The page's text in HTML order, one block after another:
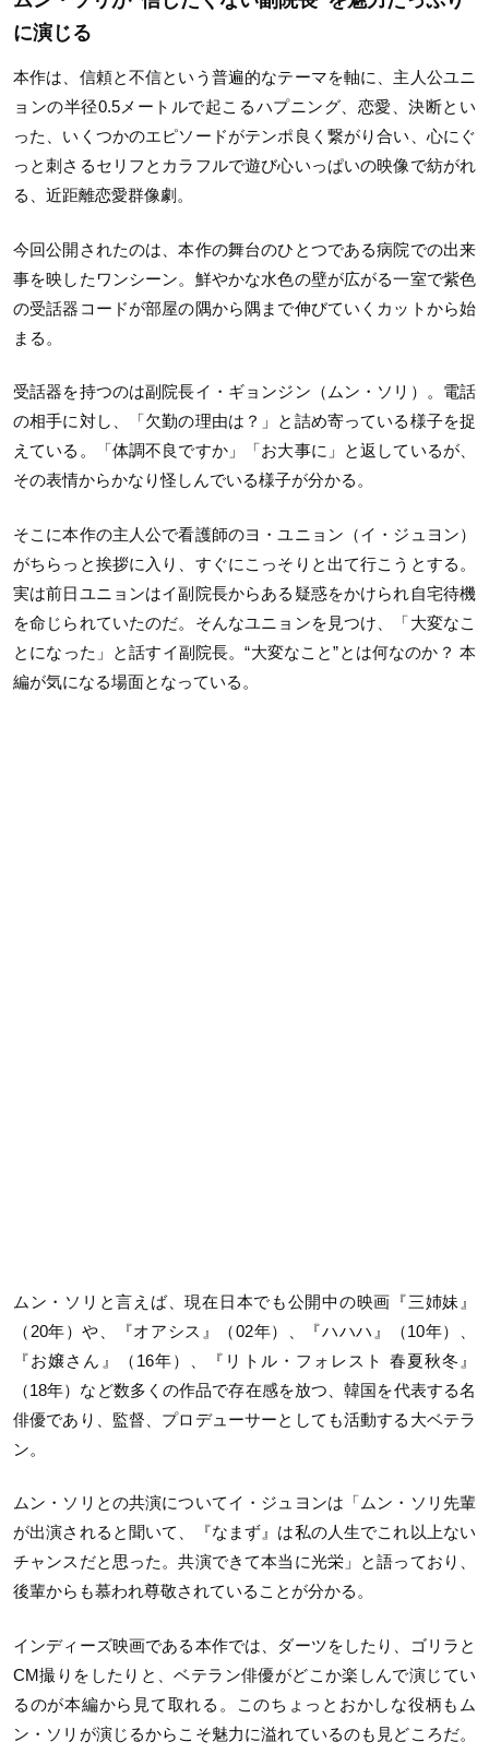
に演じる
本作は、信頼と不信という普遍的なテーマを軸に、主人公ユニ
ョンの半径0.5メートルで起こるハプニング、恋愛、決断とい
った、いくつかのエピソードがテンポ良く繋がり合い、心にぐ
っと刺さるセリフとカラフルで遊び心いっぱいの映像で紡がれ
る、近距離恋愛群像劇。
今回公開されたのは、本作の舞台のひとつである病院での出来
事を映したワンシーン。鮮やかな水色の壁が広がる一室で紫色
の受話器コードが部屋の隅から隅まで伸びていくカットから始
まる。
受話器を持つのは副院長イ・ギョンジン（ムン・ソリ）。電話
の相手に対し、「欠勤の理由は？」と詰め寄っている様子を捉
えている。「体調不良ですか」「お大事に」と返しているが、
その表情からかなり怪しんでいる様子が分かる。
そこに本作の主人公で看護師のヨ・ユニョン（イ・ジュヨン）
がちらっと挨拶に入り、すぐにこっそりと出て行こうとする。
実は前日ユニョンはイ副院長からある疑惑をかけられ自宅待機
を命じられていたのだ。そんなユニョンを見つけ、「大変なこ
とになった」と話すイ副院長。“大変なこと”とは何なのか？ 本
編が気になる場面となっている。
ムン・ソリと言えば、現在日本でも公開中の映画『三姉妹』
（ 20年）や、『オアシス』（02年）、『ハハハ』（10年）、
『お嬢さん』（ 16年）、『リトル・フォレスト 春夏秋冬』
（18年）など数多くの作品で存在感を放つ、韓国を代表する名
俳優であり、監督、プロデューサーとしても活動する大ベテラ
ン。
ムン・ソリとの共演についてイ・ジュヨンは「ムン・ソリ先輩
が出演されると聞いて、『なまず』は私の人生でこれ以上ない
チャンスだと思った。共演できて本当に光栄」と語っており、
後輩からも慕われ尊敬されていることが分かる。
インディーズ映画である本作では、ダーツをしたり、ゴリラと
CM撮りをしたりと、ベテラン俳優がどこか楽しんで演じてい
るのが本編から見て取れる。このちょっとおかしな役柄もム
ン・ソリが演じるからこそ魅力に溢れているのも見どころだ。